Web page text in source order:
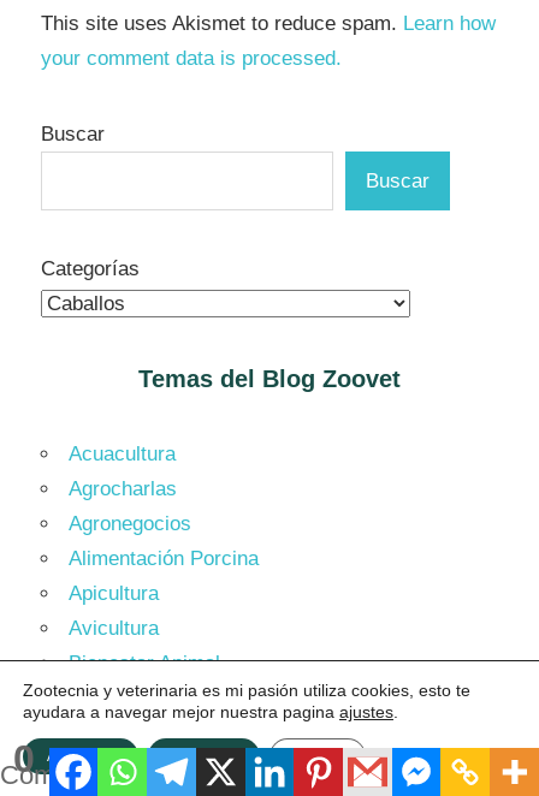
0
Compartidos
This site uses Akismet to reduce spam. Learn how
your comment data is processed.
Buscar
Buscar
Categorías
Temas del Blog Zoovet
Acuacultura
Agrocharlas
Agronegocios
Alimentación Porcina
Apicultura
Avicultura
Bienestar Animal
Bufalos
Caballos
Cabras
Zootecnia y veterinaria es mi pasión utiliza cookies, esto te
ayudara a navegar mejor nuestra pagina ajustes
ACEPTAR Rechazar Ajustes